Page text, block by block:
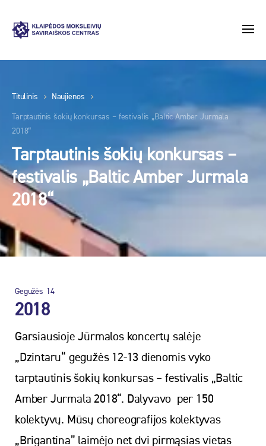
Titulinis Naujienos
Tarptautinis šokių konkursas – festivalis „Baltic Amber Jurmala
2018“
Tarptautinis šokių konkursas –
festivalis „Baltic Amber Jurmala
2018“
Gegužės 14
2018
Garsiausioje Jūrmalos koncertų salėje
„Dzintaru“ gegužės 12-13 dienomis vyko
tarptautinis šokių konkursas – festivalis „Baltic
Amber Jurmala 2018“. Dalyvavo per 150
kolektyvų. Mūsų choreografijos kolektyvas
„Brigantina” laimėjo net dvi pirmąsias vietas